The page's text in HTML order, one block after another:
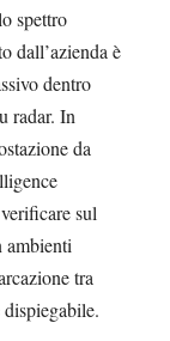
spettro
dall’azienda è
dentro
radar. In
da
sul
ambienti
tra